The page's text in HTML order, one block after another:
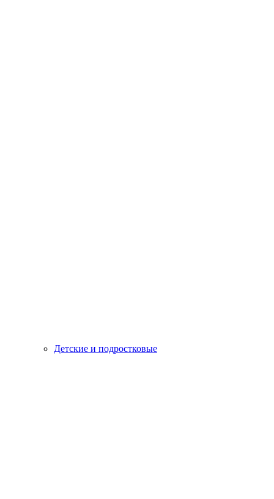
Детские и подростковые